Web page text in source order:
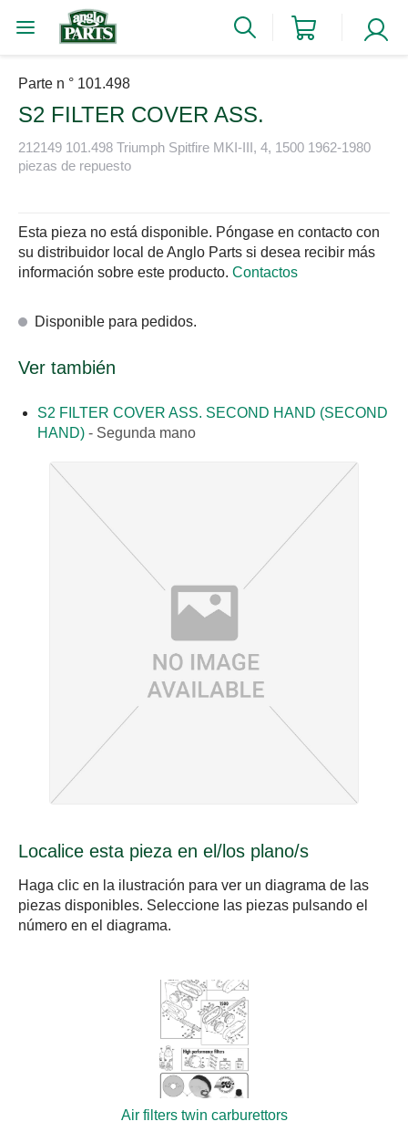
Parte n ° 101.498
S2 FILTER COVER ASS.
212149 101.498 Triumph Spitfire MKI-III, 4, 1500 1962-1980
piezas de repuesto
Esta pieza no está disponible. Póngase en contacto con
su distribuidor local de Anglo Parts si desea recibir más
información sobre este producto. Contactos
Disponible para pedidos.
Ver también
S2 FILTER COVER ASS. SECOND HAND (SECOND
HAND)- Segunda mano
Localice esta pieza en el/los plano/s
Haga clic en la ilustración para ver un diagrama de las
piezas disponibles. Seleccione las piezas pulsando el
número en el diagrama.
Air filters twin carburettors